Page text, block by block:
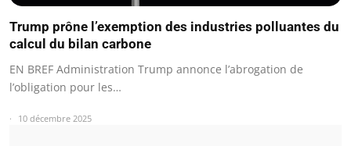
Trump prône l’exemption des industries polluantes du
calcul du bilan carbone
EN BREF Administration Trump annonce l’abrogation de
l’obligation pour les…
10 décembre 2025